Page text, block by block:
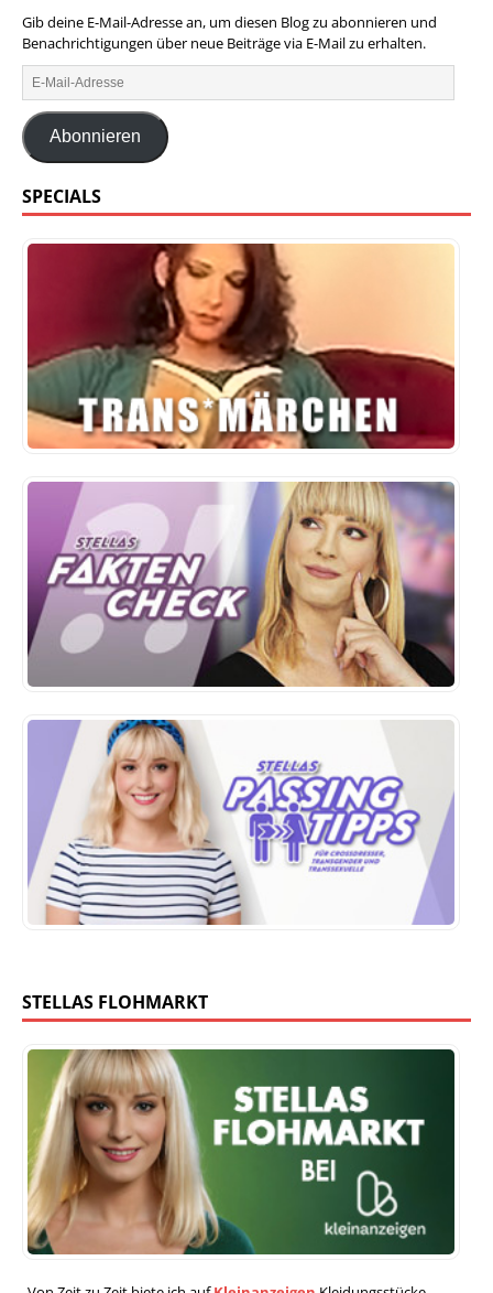
Gib deine E-Mail-Adresse an, um diesen Blog zu abonnieren und
Benachrichtigungen über neue Beiträge via E-Mail zu erhalten.
Abonnieren
SPECIALS
STELLAS FLOHMARKT